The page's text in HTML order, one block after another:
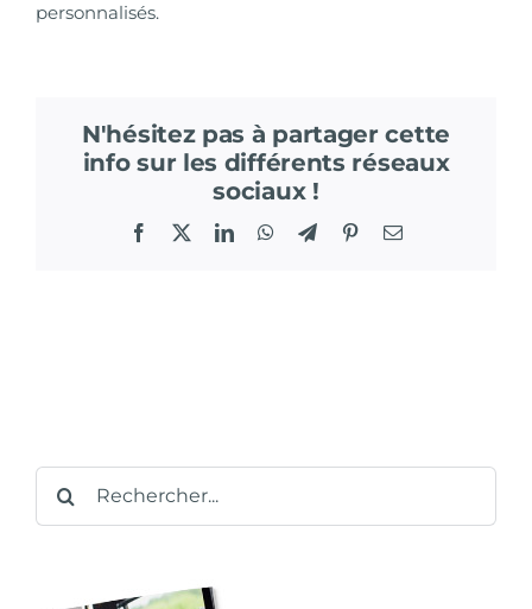
personnalisés.
N'hésitez pas à partager cette
info sur les différents réseaux
sociaux !
Facebook LinkedInWhatsApp
TelegramPinterestEmail
Rechercher: